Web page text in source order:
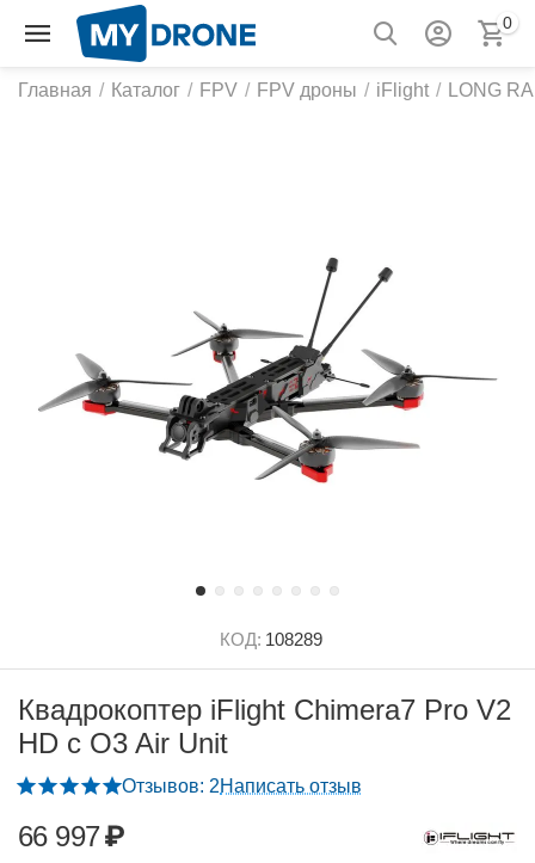
0
Главная / Каталог / FPV / FPV дроны / iFlight / LONG
КОД: 108289
Квадрокоптер iFlight Chimera7 Pro V2
HD с O3 Air Unit
Отзывов: 2Написать отзыв
66 997₽